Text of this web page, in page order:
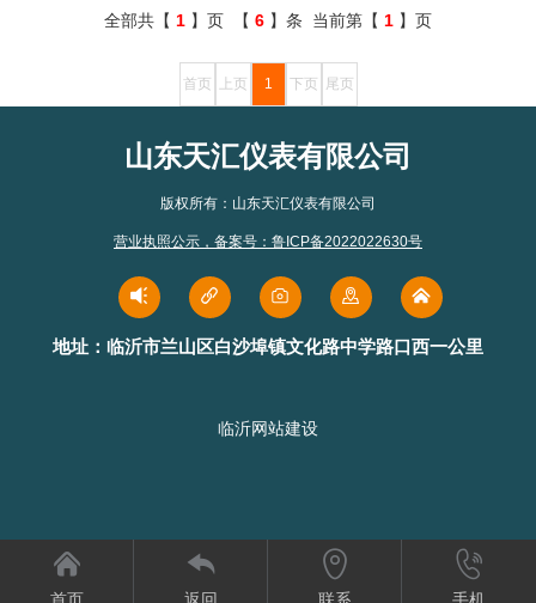
全部共【 1 】页 【 6 】条 当前第【 1 】页
首页 上页 1 下页 尾页
山东天汇仪表有限公司
版权所有：山东天汇仪表有限公司
营业执照公示 ， 备案号：鲁ICP备2022022630号
地址：临沂市兰山区白沙埠镇文化路中学路口西一公里
临沂网站建设
   